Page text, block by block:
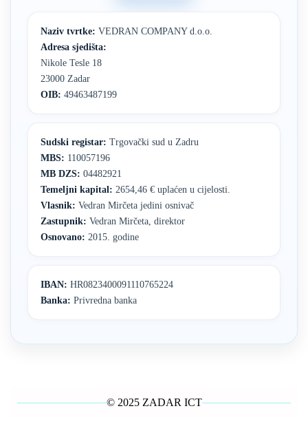
Naziv tvrtke: VEDRAN COMPANY d.o.o.
Adresa sjedišta:
Nikole Tesle 18
23000 Zadar
OIB: 49463487199
Sudski registar: Trgovački sud u Zadru
MBS: 110057196
MB DZS: 04482921
Temeljni kapital: 2654,46 € uplaćen u cijelosti.
Vlasnik: Vedran Mirčeta jedini osnivač
Zastupnik: Vedran Mirčeta, direktor
Osnovano: 2015. godine
IBAN: HR0823400091110765224
Banka: Privredna banka
© 2025 ZADAR ICT